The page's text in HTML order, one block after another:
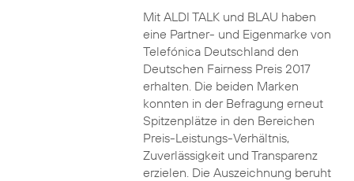
Mit ALDI TALK und BLAU haben
eine Partner- und Eigenmarke von
Telefónica Deutschland den
Deutschen Fairness Preis 2017
erhalten. Die beiden Marken
konnten in der Befragung erneut
Spitzenplätze in den Bereichen
Preis-Leistungs-Verhältnis,
Zuverlässigkeit und Transparenz
erzielen. Die Auszeichnung beruht